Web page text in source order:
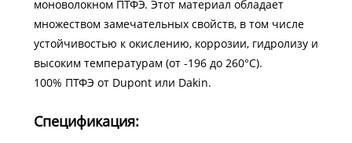
моноволокном ПТФЭ. Этот материал обладает
множеством замечательных свойств, в том числе
устойчивостью к окислению, коррозии, гидролизу и
высоким температурам (от -196 до 260°C).
100% ПТФЭ от Dupont или Dakin.
Спецификация: